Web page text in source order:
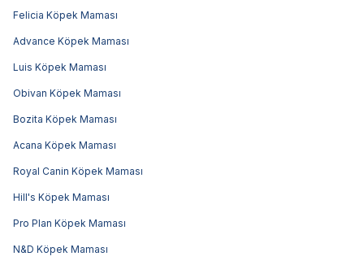
Felicia Köpek Maması
Advance Köpek Maması
Luis Köpek Maması
Obivan Köpek Maması
Bozita Köpek Maması
Acana Köpek Maması
Royal Canin Köpek Maması
Hill's Köpek Maması
Pro Plan Köpek Maması
N&D Köpek Maması